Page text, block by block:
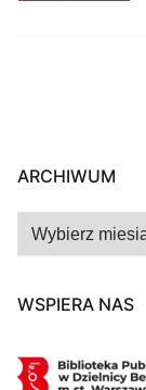
ARCHIWUM
Archiwum
WSPIERA NAS